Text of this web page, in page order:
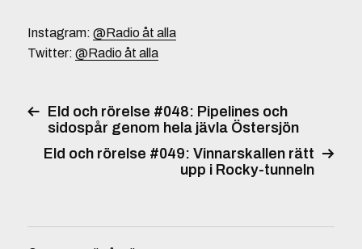
Instagram: @Radio åt alla
Twitter: @Radio åt alla
Eld och rörelse #048: Pipelines och
sidospår genom hela jävla Östersjön
Eld och rörelse #049: Vinnarskallen rätt
upp i Rocky-tunneln